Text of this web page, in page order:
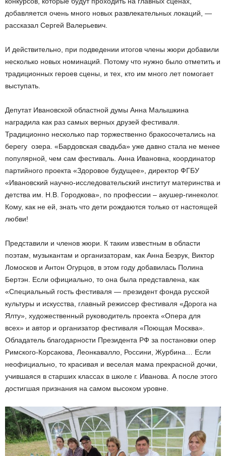
добавляется очень много новых развлекательных локаций, —
рассказал Сергей Валерьевич.
И действительно, при подведении итогов члены жюри добавили
несколько новых номинаций. Потому что нужно было отметить и
традиционных героев сцены, и тех, кто им много лет помогает
выступать.
Депутат Ивановской областной думы Анна Малышкина
наградила как раз самых верных друзей фестиваля.
Традиционно несколько пар торжественно бракосочетались на
берегу озера. «Бардовская свадьба» уже давно стала не менее
популярной, чем сам фестиваль. Анна Ивановна, координатор
партийного проекта «Здоровое будущее», директор ФГБУ
«Ивановский научно-исследовательский институт материнства и
детства им. Н.В. Городкова», по профессии – акушер-гинеколог.
Кому, как не ей, знать что дети рождаются только от настоящей
любви!
Представили и членов жюри. К таким известным в области
поэтам, музыкантам и организаторам, как Анна Безрук, Виктор
Ломосков и Антон Огурцов, в этом году добавилась Полина
Бертэн. Если официально, то она была представлена, как
«Специальный гость фестиваля — президент фонда русской
культуры и искусства, главный режиссер фестиваля «Дорога на
Ялту», художественный руководитель проекта «Опера для
всех» и автор и организатор фестиваля «Поющая Москва».
Обладатель благодарности Президента РФ за постановки опер
Римского-Корсакова, Леонкавалло, Россини, Журбина… Если
неофициально, то красивая и веселая мама прекрасной дочки,
учившаяся в старших классах в школе г. Иванова. А после этого
достигшая признания на самом высоком уровне.